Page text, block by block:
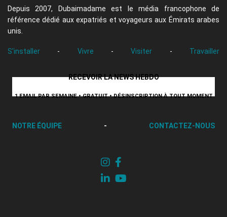
Depuis 2007, Dubaimadame est le média francophone de
référence dédié aux expatriés et voyageurs aux Émirats arabes
unis.
S'installer - Vivre - Visiter - Travailler
RECEVOIR LA NEWS HEBDO
1 EMAIL PAR SEMAINE • GRATUIT • DÉSINSCRIPTION À TOUT MOMENT
NOTRE ÉQUIPE - CONTACTEZ-NOUS